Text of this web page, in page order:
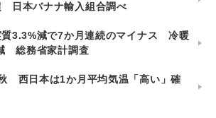
日本バナナ輸入組合調べ
質3.3%減で7か月連続のマイナス 冷暖
総務省家計調査
西日本は1か月平均気温「高い」確